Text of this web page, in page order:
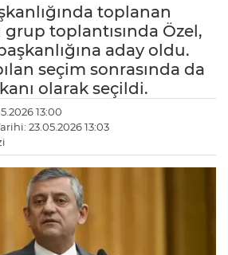
toplanan
grup toplantısında Özel,
aday oldu.
seçim sonrasında da
olarak seçildi.
13:00
23.05.2026 13:03